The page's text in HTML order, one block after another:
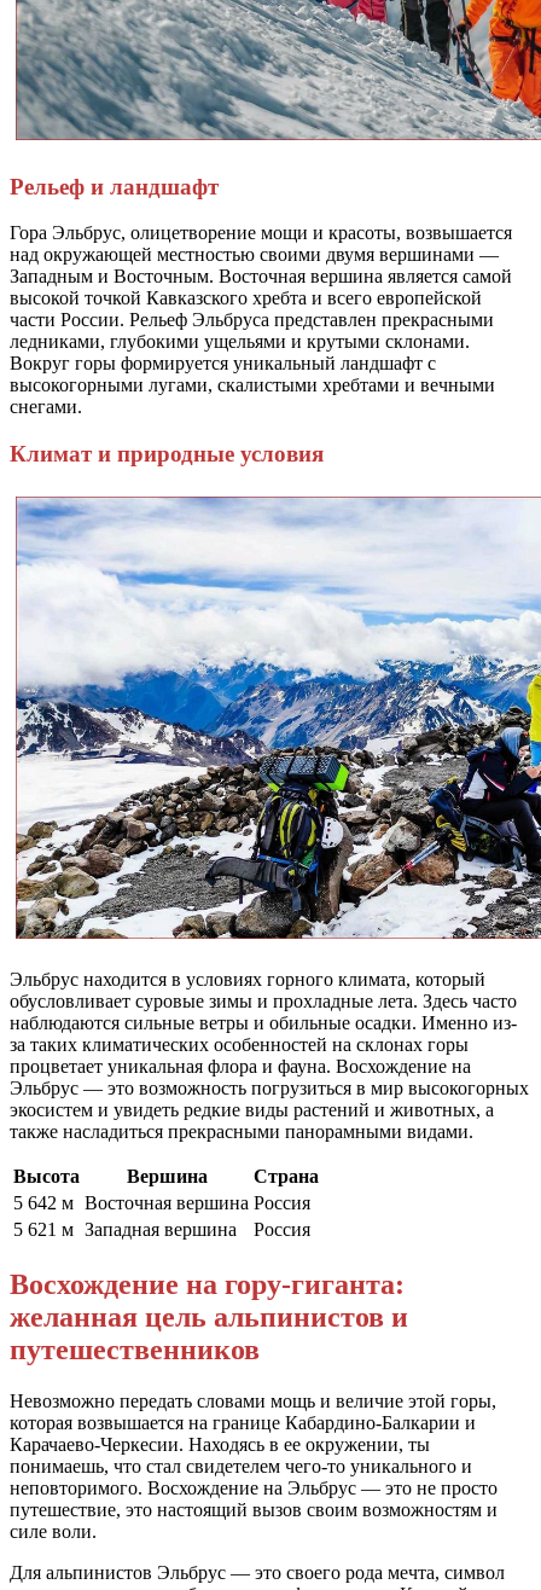
Рельеф и ландшафт
Гора Эльбрус, олицетворение мощи и красоты, возвышается
над окружающей местностью своими двумя вершинами —
Западным и Восточным. Восточная вершина является самой
высокой точкой Кавказского хребта и всего европейской
части России. Рельеф Эльбруса представлен прекрасными
ледниками, глубокими ущельями и крутыми склонами.
Вокруг горы формируется уникальный ландшафт с
высокогорными лугами, скалистыми хребтами и вечными
снегами.
Климат и природные условия
Эльбрус находится в условиях горного климата, который
обусловливает суровые зимы и прохладные лета. Здесь часто
наблюдаются сильные ветры и обильные осадки. Именно из-
за таких климатических особенностей на склонах горы
процветает уникальная флора и фауна. Восхождение на
Эльбрус — это возможность погрузиться в мир высокогорных
экосистем и увидеть редкие виды растений и животных, а
также насладиться прекрасными панорамными видами.
Высота Вершина
Страна
5 642 м Восточная вершина Россия
5 621 м Западная вершина Россия
Восхождение на гору-гиганта:
желанная цель альпинистов и
путешественников
Невозможно передать словами мощь и величие этой горы,
которая возвышается на границе Кабардино-Балкарии и
Карачаево-Черкесии. Находясь в ее окружении, ты
понимаешь, что стал свидетелем чего-то уникального и
неповторимого. Восхождение на Эльбрус — это не просто
путешествие, это настоящий вызов своим возможностям и
силе воли.
Для альпинистов Эльбрус — это своего рода мечта, символ